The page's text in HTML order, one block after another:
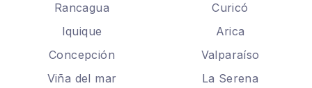
Rancagua
Curicó
Iquique
Arica
Concepción
Valparaíso
Viña del mar
La Serena